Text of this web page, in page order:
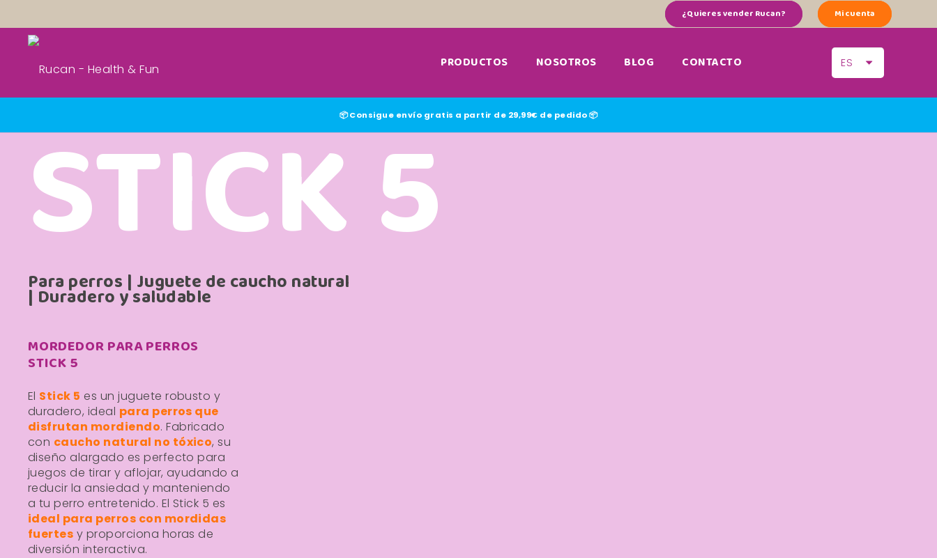
¿Quieres vender Rucan? Mi cuenta
PRODUCTOS NOSOTROS BLOG CONTACTO ES
📦 Consigue envío gratis a partir de 29,99€ de pedido 📦
STICK 5
Para perros | Juguete de caucho natural
| Duradero y saludable
MORDEDOR PARA PERROS
STICK 5
El Stick 5 es un juguete robusto y
duradero, ideal para perros que
disfrutan mordiendo. Fabricado
con caucho natural no tóxico, su
diseño alargado es perfecto para
juegos de tirar y aflojar, ayudando a
reducir la ansiedad y manteniendo
a tu perro entretenido. El Stick 5 es
ideal para perros con mordidas
fuertes y proporciona horas de
diversión interactiva.